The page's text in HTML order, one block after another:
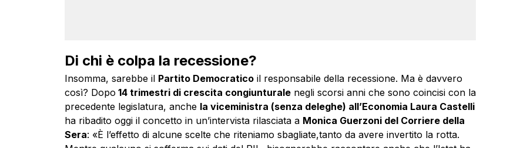
Di chi è colpa la recessione?
Insomma, sarebbe il Partito Democraticoil responsabile della recessione. Ma è davvero
così? Dopo 14 trimestri di crescita congiunturalenegli scorsi anni che sono coincisi con la
precedente legislatura, anche la viceministra (senza deleghe) all’Economia Laura Castelli
ha ribadito oggi il concetto in un’intervista rilasciata a Monica Guerzoni del Corriere della
Sera: «È l’effetto di alcune scelte che riteniamo sbagliate,tanto da avere invertito la rotta.